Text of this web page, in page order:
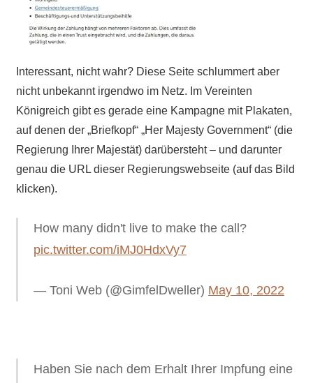
Interessant, nicht wahr? Diese Seite schlummert aber
nicht unbekannt irgendwo im Netz. Im Vereinten
Königreich gibt es gerade eine Kampagne mit Plakaten,
auf denen der „Briefkopf“ „Her Majesty Government“ (die
Regierung Ihrer Majestät) darübersteht – und darunter
genau die URL dieser Regierungswebseite (auf das Bild
klicken).
How many didn't live to make the call?
pic.twitter.com/iMJ0HdxVy7
— Toni Web (@GimfelDweller) May 10, 2022
Haben Sie nach dem Erhalt Ihrer Impfung eine